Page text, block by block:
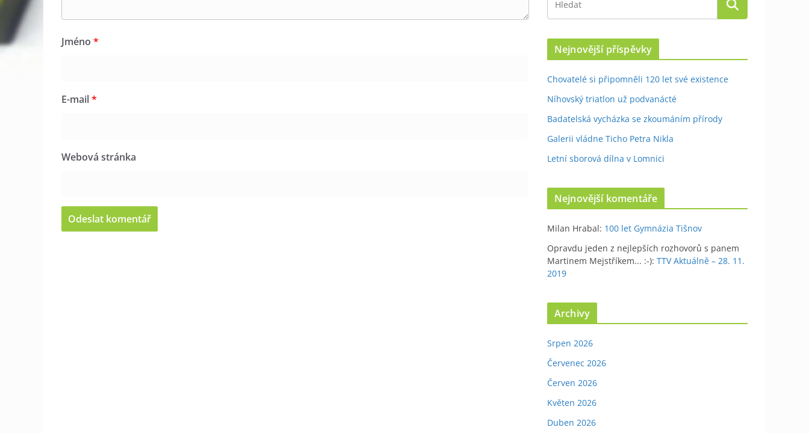
Jméno *
E-mail*
Webová stránka
Nejnovější příspěvky
Chovatelé si připomněli 120 let své existence
Níhovský triatlon už podvanácté
Badatelská vycházka se zkoumáním přírody
Galerii vládne Ticho Petra Nikla
Letní sborová dílna v Lomnici
Nejnovější komentáře
Milan Hrabal: 100 let Gymnázia Tišnov
Opravdu jeden z nejlepších rozhovorů s panem
Martinem Mejstříkem... :-): TTV Aktuálně – 28. 11.
2019
Archivy
Srpen 2026
Červenec 2026
Červen 2026
Květen 2026
Duben 2026